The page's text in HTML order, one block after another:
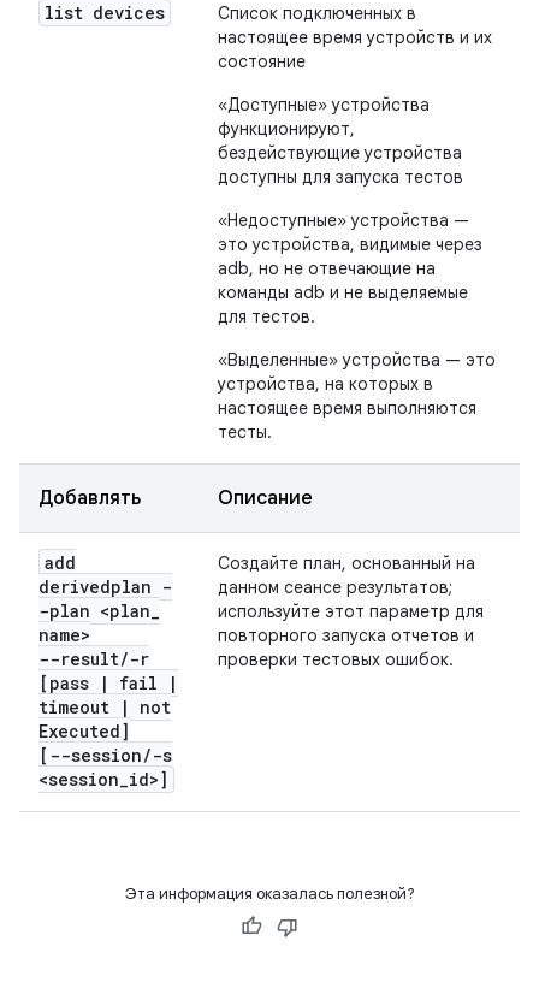
list devices
Список подключенных в
настоящее время устройств и их
состояние
«Доступные» устройства
функционируют,
бездействующие устройства
доступны для запуска тестов
«Недоступные» устройства —
это устройства, видимые через
adb, но не отвечающие на
команды adb и не выделяемые
для тестов.
«Выделенные» устройства — это
устройства, на которых в
настоящее время выполняются
тесты.
Добавлять Описание
add
derivedplan -
-plan <plan_
name>
--result/-r
[pass
| fail
|
timeout
|
not
Executed]
[--session/-s
<session_id>]
Создайте план, основанный на
данном сеансе результатов;
используйте этот параметр для
повторного запуска отчетов и
проверки тестовых ошибок.
Эта информация оказалась полезной?